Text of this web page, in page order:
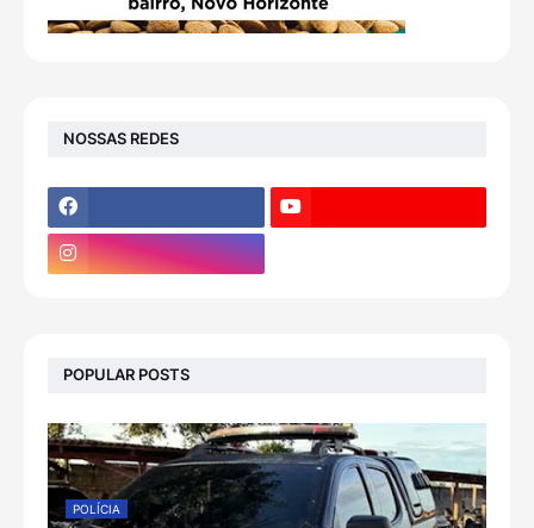
NOSSAS REDES
POPULAR POSTS
POLÍCIA